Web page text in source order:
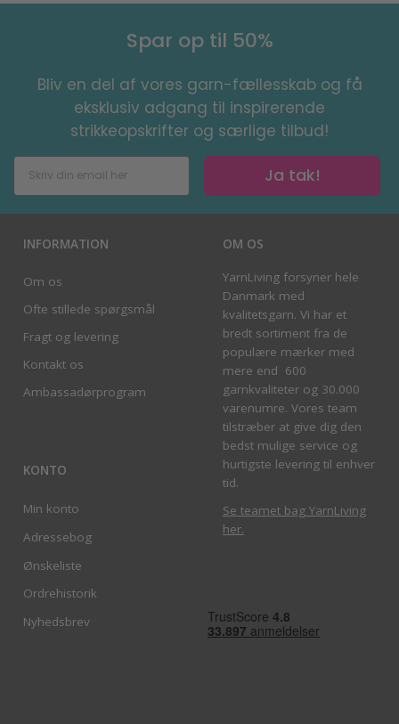
Spar op til 50%
Bliv en del af vores garn-fællesskab og få
eksklusiv adgang til inspirerende
strikkeopskrifter og særlige tilbud!
Ja tak!
INFORMATION
Om os
Ofte stillede spørgsmål
Fragt og levering
Kontakt os
Ambassadørprogram
KONTO
Min konto
Adressebog
Ønskeliste
Ordrehistorik
Nyhedsbrev
OM OS
YarnLiving forsyner hele
Danmark med
kvalitetsgarn. Vi har et
bredt sortiment fra de
populære mærker med
mere end 600
garnkvaliteter og 30.000
varenumre. Vores team
tilstræber at give dig den
bedst mulige service og
hurtigste levering til enhver
tid.
Se teamet bag YarnLiving
her.